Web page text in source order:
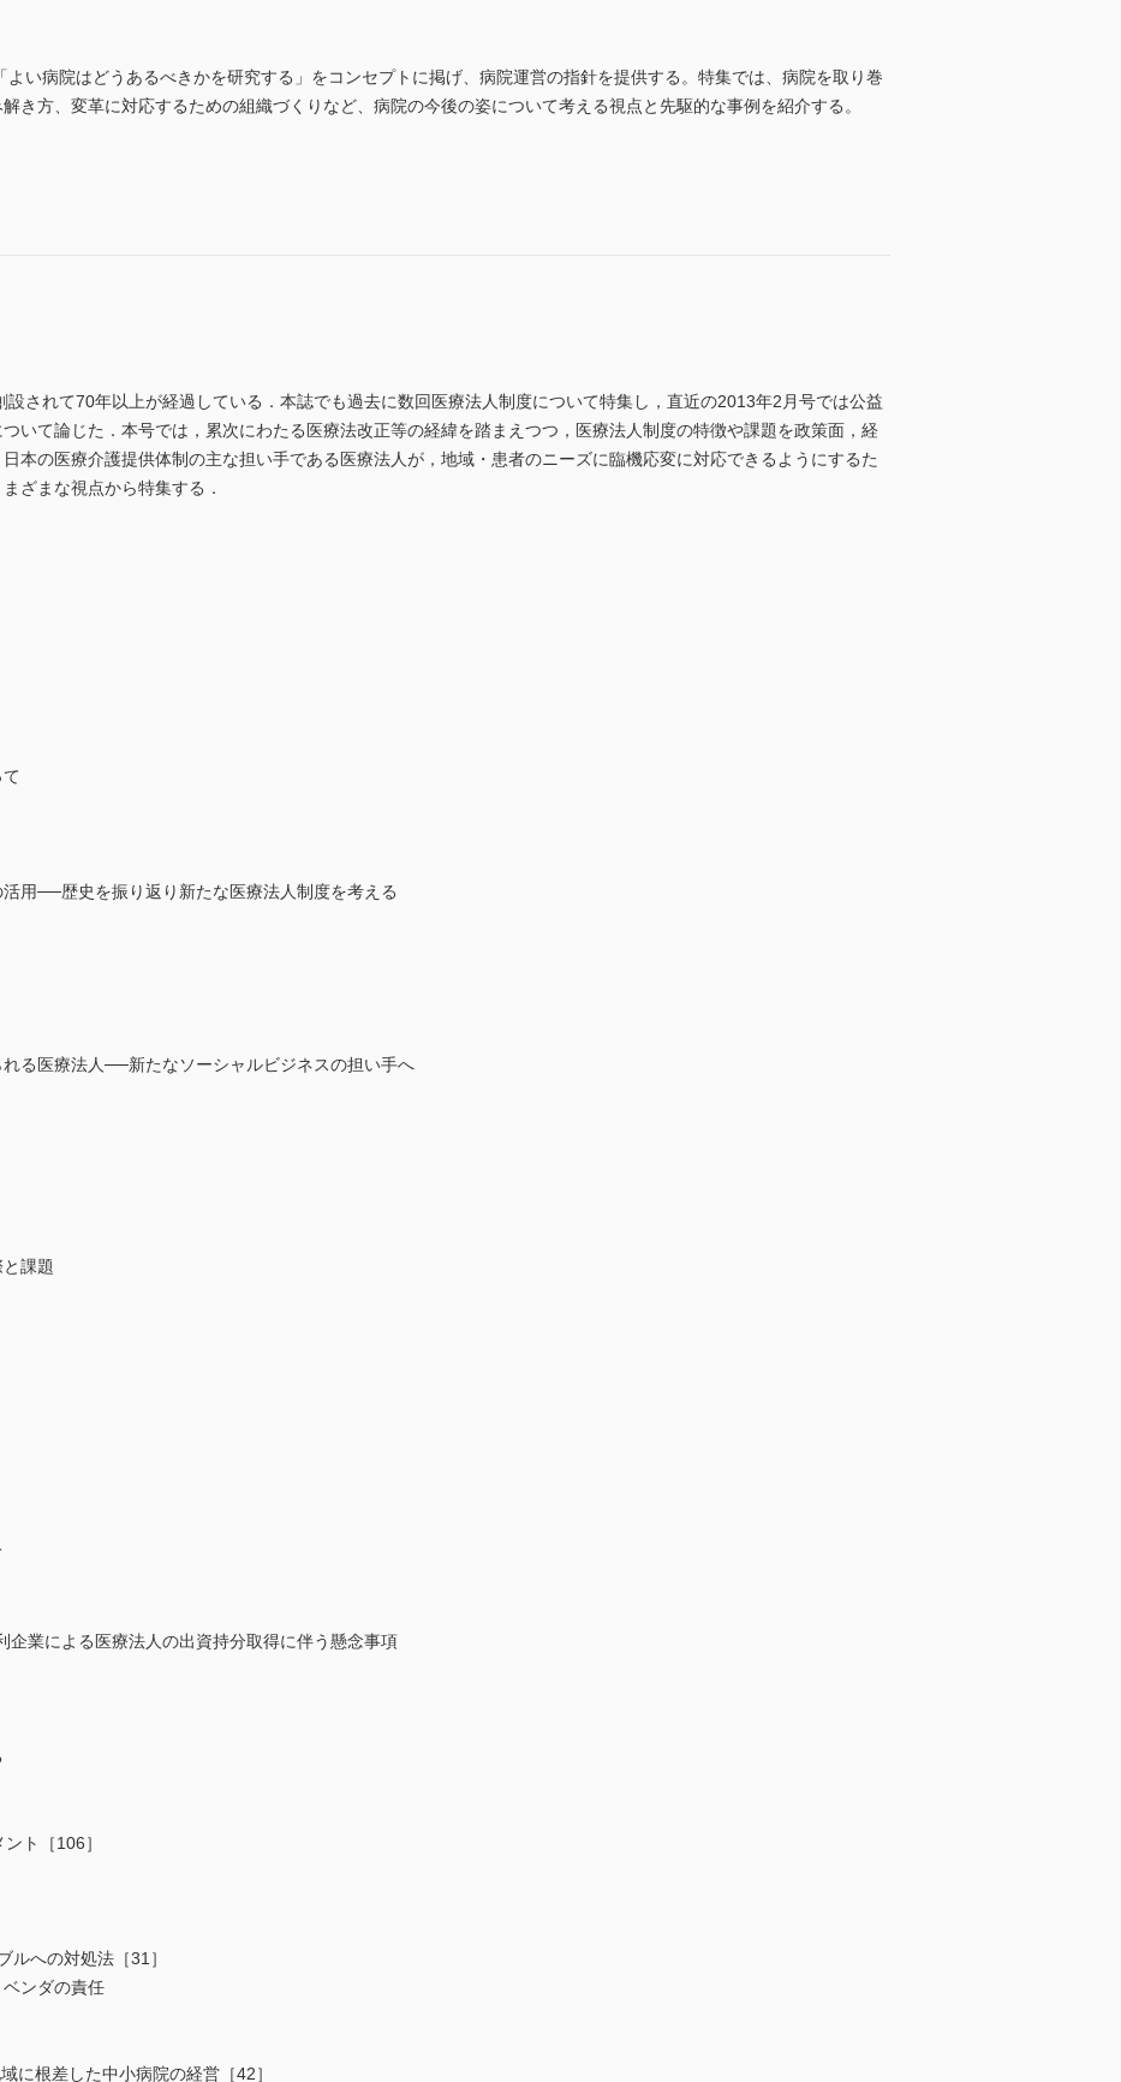
い病院はどうあるべきかを研究する」をコンセプトに掲げ、病院運営の指針を提供する。特集では、病院を取り巻
き方、変革に対応するための組織づくりなど、病院の今後の姿について考える視点と先駆的な事例を紹介する。
されて70年以上が経過している．本誌でも過去に数回医療法人制度について特集し，直近の2013年2月号では公益
いて論じた．本号では，累次にわたる医療法改正等の経緯を踏まえつつ，医療法人制度の特徴や課題を政策面，経
本の医療介護提供体制の主な担い手である医療法人が，地域・患者のニーズに臨機応変に対応できるようにするた
ざまな視点から特集する．
用──歴史を振り返り新たな医療法人制度を考える
る医療法人──新たなソーシャルビジネスの担い手へ
課題
企業による医療法人の出資持分取得に伴う懸念事項
ト［106］
ルへの対処法［31］
ンダの責任
に根差した中小病院の経営［42］